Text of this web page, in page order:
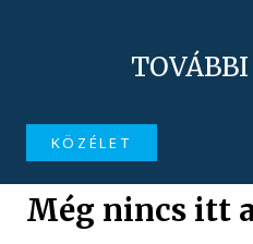
KÖZÉLET
Még nincs itt